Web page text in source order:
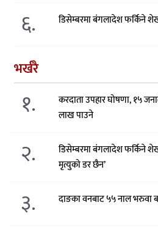
६. डिसेम्बरमा बंगलादेश फर्किने
भर्खरै
१.
करदाता उपहार घोषणा, १५
लाख पाउने
२.
डिसेम्बरमा बंगलादेश फर्किने
मृत्युको डर छैन’
३. दाङका वनबाट ५५ नाल भरुवा